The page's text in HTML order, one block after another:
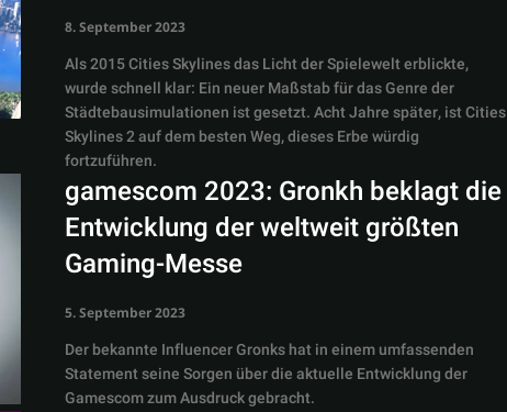
8. September 2023
Als 2015 Cities Skylines das Licht der Spielewelt erblickte,
wurde schnell klar: Ein neuer Maßstab für das Genre der
Städtebausimulationen ist gesetzt. Acht Jahre später, ist Cities
Skylines 2 auf dem besten Weg, dieses Erbe würdig
fortzuführen.
gamescom 2023: Gronkh beklagt die
Entwicklung der weltweit größten
Gaming-Messe
5. September 2023
Der bekannte Influencer Gronks hat in einem umfassenden
Statement seine Sorgen über die aktuelle Entwicklung der
Gamescom zum Ausdruck gebracht.